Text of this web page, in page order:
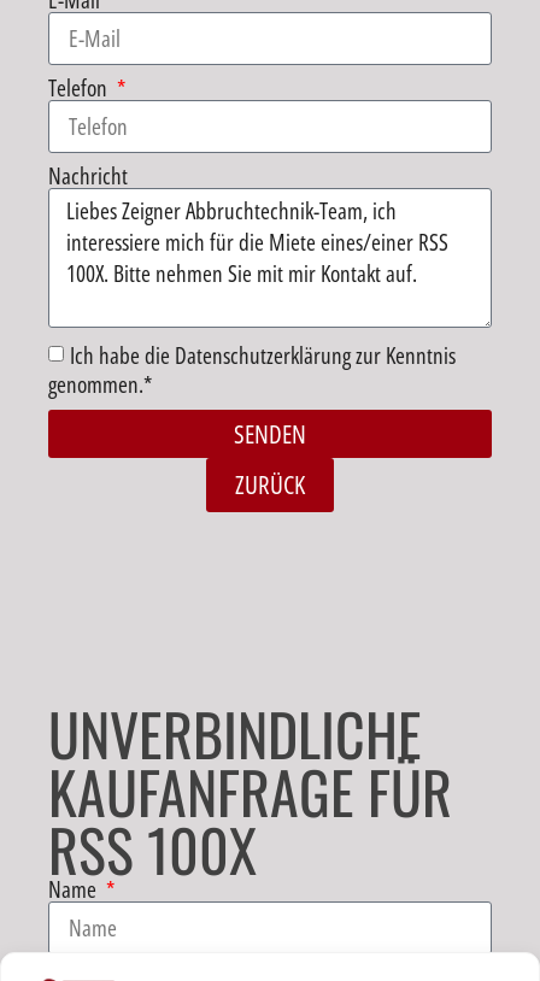
Telefon
Nachricht
Ich habe die Datenschutzerklärung zur Kenntnis
genommen.*
SENDEN
ZURÜCK
UNVERBINDLICHE
KAUFANFRAGE FÜR
RSS 100X
Name